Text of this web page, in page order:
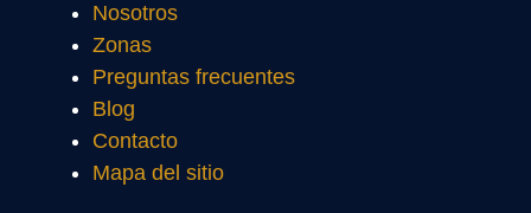
Nosotros
Zonas
Preguntas frecuentes
Blog
Contacto
Mapa del sitio